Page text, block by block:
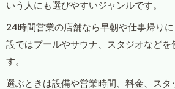
いう人にも選びやすいジャンルです。
24時間営業の店舗なら早朝や仕事帰り
設ではプールやサウナ、スタジオなどを
す。
選ぶときは設備や営業時間、料金、スタ